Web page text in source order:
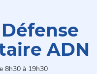
ADN
8h30 à 19h30